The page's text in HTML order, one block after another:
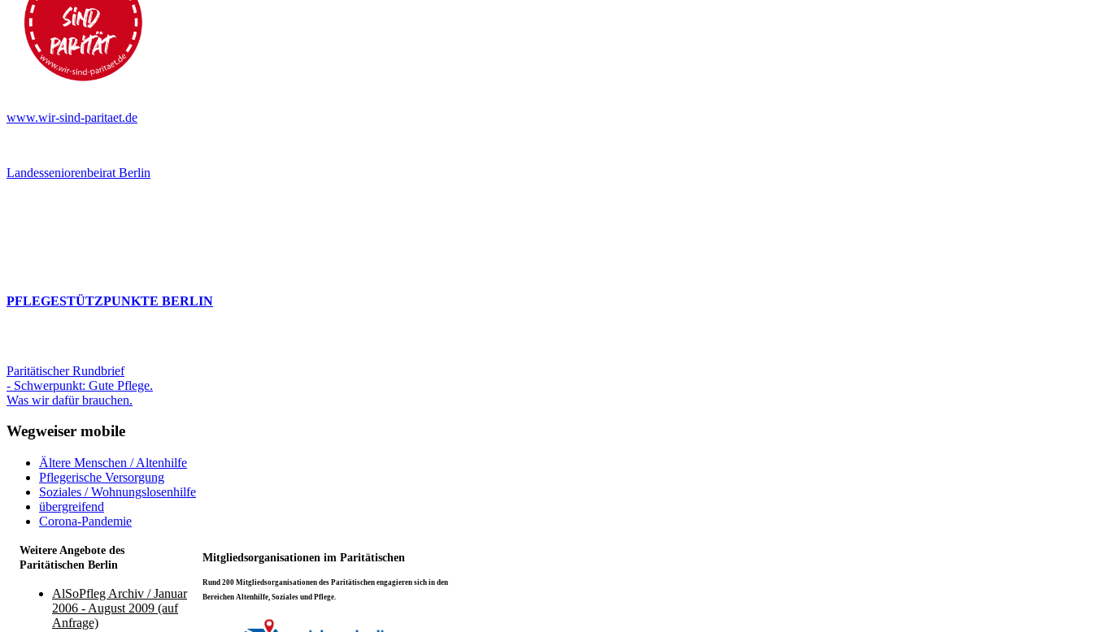
www.wir-sind-paritaet.de
Landesseniorenbeirat Berlin
PFLEGESTÜTZPUNKTE BERLIN
Paritätischer Rundbrief
- Schwerpunkt: Gute Pflege.
Was wir dafür brauchen.
Wegweiser mobile
Ältere Menschen / Altenhilfe
Pflegerische Versorgung
Soziales / Wohnungslosenhilfe
übergreifend
Corona-Pandemie
Weitere Angebote des
Paritätischen Berlin
Mitgliedsorganisationen im Paritätischen
AlSoPfleg Archiv / Januar
2006 - August 2009 (auf
Anfrage)
Rund 200 Mitgliedsorganisationen des Paritätischen engagieren sich in den
Bereichen Altenhilfe, Soziales und Pflege.